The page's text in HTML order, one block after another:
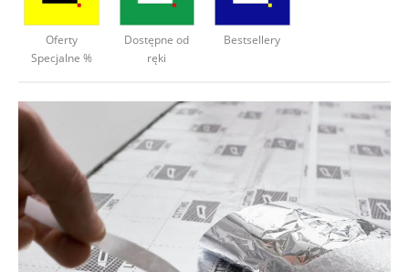
Deweloperzy
Oferty
Specjalne %
Dostępne od
ręki
Bestsellery